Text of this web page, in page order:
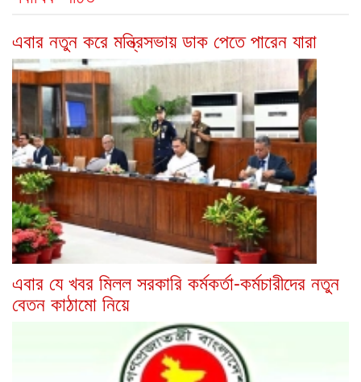
এবার নতুন করে মন্ত্রিসভায় ডাক পেতে পারেন যারা
এবার যে খবর মিলল সরকারি কর্মকর্তা-কর্মচারীদের নতুন
বেতন কাঠামো নিয়ে